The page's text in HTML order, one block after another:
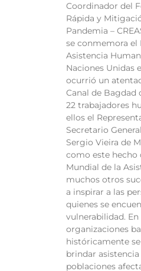
Coordinador del
Rápida y
Pandemia –
se conmemora el
Asistencia
Naciones Unidas
ocurrió un
Canal de Bagdad
22 trabajadores
ellos el
Secretario
Sergio Vieira de
como este hecho
Mundial de la
muchos otros
a inspirar a las
quienes se
vulnerabilidad.
organizaciones
históricamente
brindar
poblaciones